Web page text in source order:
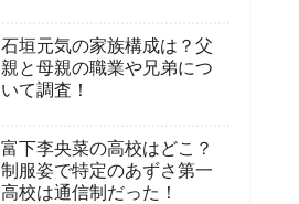
石垣元気の家族構成は？父
親と母親の職業や兄弟につ
いて調査！
富下李央菜の高校はどこ？
制服姿で特定のあずさ第一
高校は通信制だった！